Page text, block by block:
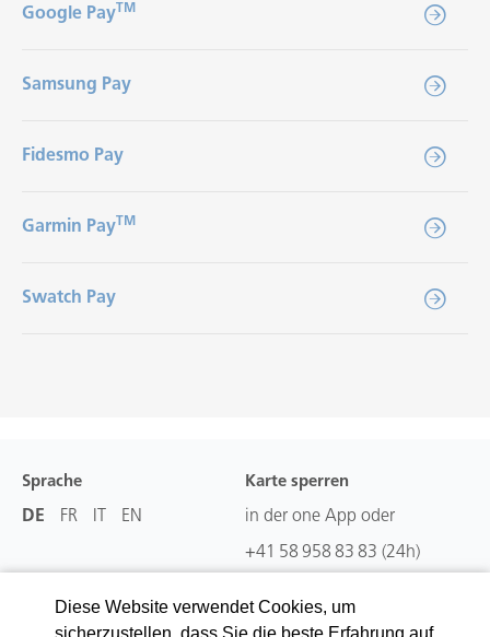
Diese Website verwendet Cookies, um
sicherzustellen, dass Sie die beste Erfahrung auf
Google PayTM
Samsung Pay
Fidesmo Pay
Garmin PayTM
Swatch Pay
Sprache
DE FR EN
Karte sperren
in der one App oder
+41 58 958 83 83 (24h)